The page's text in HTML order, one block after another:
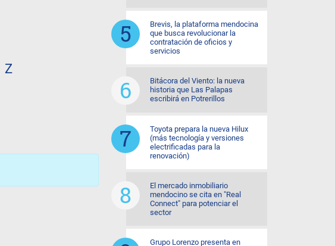
Z
Brevis, la plataforma mendocina
que busca revolucionar la
contratación de oficios y
servicios
Bitácora del Viento: la nueva
historia que Las Palapas
escribirá en Potrerillos
Toyota prepara la nueva Hilux
(más tecnología y versiones
electrificadas para la
renovación)
El mercado inmobiliario
mendocino se cita en "Real
Connect" para potenciar el
sector
Grupo Lorenzo presenta en